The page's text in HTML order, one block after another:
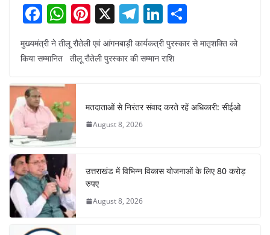
F
a
c
b
o
o
k
W
h
at
A
p
p
Pi
nt
er
X T
el
e
m
Li
n
k
n
h
ar
मुख्यमंत्री ने तीलू रौतेली एवं आंगनबाड़ी कार्यकत्री पुरस्कार से मातृशक्ति को
किया सम्मानित तीलू रौतेली पुरस्कार की सम्मान राशि
मतदाताओं से निरंतर संवाद करते रहें अधिकारी: सीईओ
August 8, 2026
उत्तराखंड में विभिन्न विकास योजनाओं के लिए 80 करोड़
रुपए
August 8, 2026